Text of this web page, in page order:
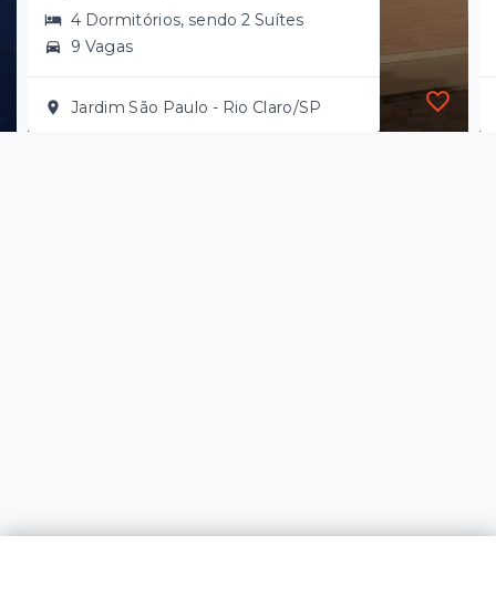
4 Dormitórios, sendo 2 Suítes
9 Vagas
Jardim São Paulo - Rio Claro/SP